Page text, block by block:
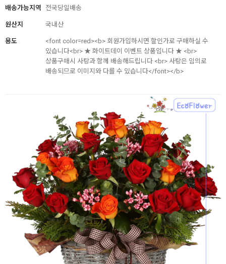
배송가능지역 전국당일배송
원산지 국내산
용도
<font color=red><b> 회원가입하시면 할인가로 구매하실 수
있습니다<br> ★ 화이트데이 이벤트 상품입니다 ★ <br>
상품구매시 사탕과 함께 배송해드립니다 <br> 사탕은 임의로
배송되므로 이미지와 다를 수 있습니다</font></b>